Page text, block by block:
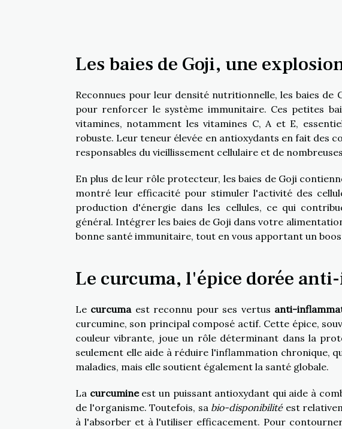
Les baies de Goji, une
Reconnues pour leur densité nutritionnelle, les baies
pour renforcer le système immunitaire. Ces petites
vitamines, notamment les vitamines C, A et E,
robuste. Leur teneur élevée en antioxydants en fait des
responsables du vieillissement cellulaire et de
En plus de leur rôle protecteur, les baies de Goji
montré leur efficacité pour stimuler l'activité des
production d'énergie dans les cellules, ce qui
général. Intégrer les baies de Goji dans votre
bonne santé immunitaire, tout en vous apportant un
Le curcuma, l'épice dorée
Le curcumaest reconnu pour ses vertus anti-
curcumine, son principal composé actif. Cette épice,
couleur vibrante, joue un rôle déterminant dans la
seulement elle aide à réduire l'inflammation chronique,
maladies, mais elle soutient également la santé globale.
La curcumineest un puissant antioxydant qui aide à
de l'organisme. Toutefois, sa bio-disponibilitéest
à l'absorber et à l'utiliser efficacement. Pour